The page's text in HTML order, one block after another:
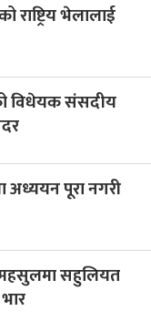
भेलालाई
विधेयक संसदीय
अध्ययन पूरा नगरी
महसुलमा सहुलियत